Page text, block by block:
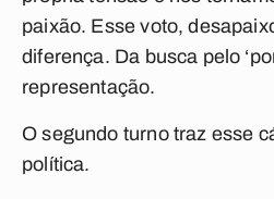
paixão. Esse voto,
diferença. Da busca pelo
representação.
O segundo turno traz esse
política.